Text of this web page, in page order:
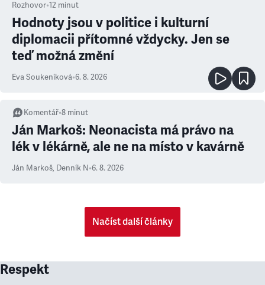
Rozhovor•12 minut
Hodnoty jsou v politice i kulturní
diplomacii přítomné vždycky. Jen se
teď možná změní
Eva Soukeníková•6. 8. 2026
Komentář•8 minut
Ján Markoš: Neonacista má právo na
lék v lékárně, ale ne na místo v kavárně
Ján Markoš, Denník N•6. 8. 2026
Načíst další články
Respekt